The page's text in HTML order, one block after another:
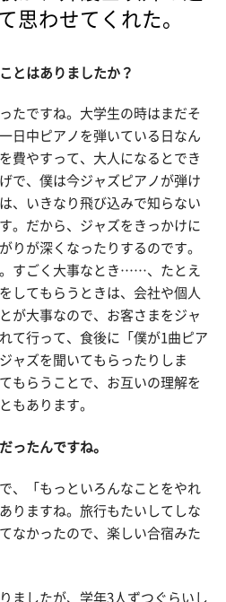
思わせてくれた。
とはありましたか？
たですね。大学生の時はまだそ
日中ピアノを弾いている日なん
費やすって、大人になるとでき
で、僕は今ジャズピアノが弾け
、いきなり飛び込みで知らない
。だから、ジャズをきっかけに
りが深くなったりするのです。
すごく大事なとき……、たとえ
してもらうときは、会社や個人
が大事なので、お客さまをジャ
て行って、食後に「僕が1曲ピア
ャズを聞いてもらったりしま
もらうことで、お互いの理解を
もあります。
ったんですね。
、「もっといろんなことをやれ
りますね。旅行もたいしてしな
なかったので、楽しい合宿みた
ましたが、学年3人ずつぐらいし